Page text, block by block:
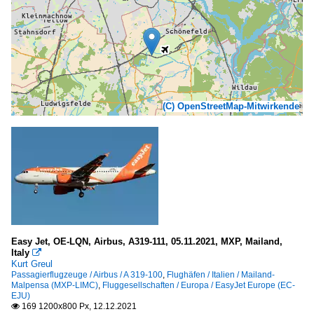
(C) OpenStreetMap-Mitwirkende
Easy Jet, OE-LQN, Airbus, A319-111, 05.11.2021, MXP, Mailand,
Italy 
Kurt Greul
Passagierflugzeuge / Airbus / A 319-100 Flughäfen / Italien / Mailand-
Malpensa (MXP-LIMC) Fluggesellschaften / Europa / EasyJet Europe (EC-
EJU)
 169 1200x800 Px, 12.12.2021